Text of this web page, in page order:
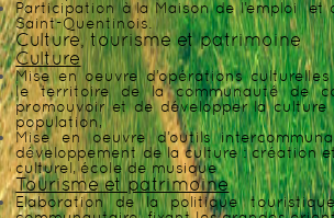
Participation à la Maison de l’emploi et
Saint-Quentinois.
Culture, tourisme et patrimoine
Culture
Mise en oeuvre d’opérations
le territoire de la communauté de
promouvoir et de développer la culture
population,
Mise en oeuvre d’outils
développement de la culture : création
culturel, école de musique
Tourisme et patrimoine
Elaboration de la politique